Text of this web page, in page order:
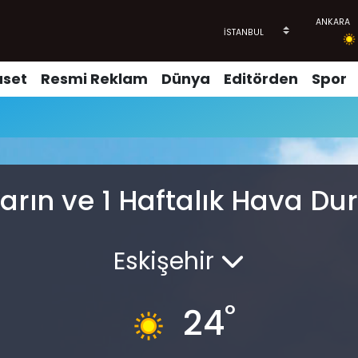
Resmi Reklam Dünya Editörden Spor
ve 1 Haftalık Hava
Eskişehir
24°